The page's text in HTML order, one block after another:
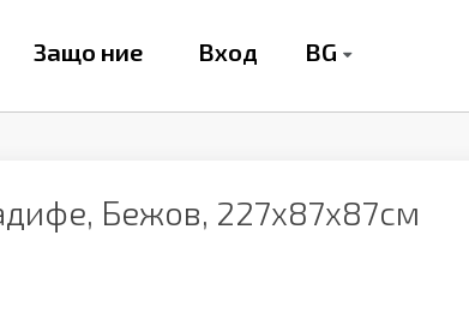
Защо ние Вход BG
Бежов, 227х87х87см